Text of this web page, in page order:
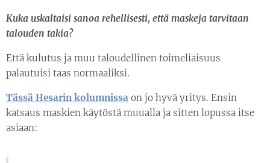
Kuka uskaltaisi sanoa rehellisesti, että maskeja tarvitaan
talouden takia?
Että kulutus ja muu taloudellinen toimeliaisuus
palautuisi taas normaaliksi.
Tässä Hesarin kolumnissa on jo hyvä yritys. Ensin
katsaus maskien käytöstä muualla ja sitten lopussa itse
asiaan: